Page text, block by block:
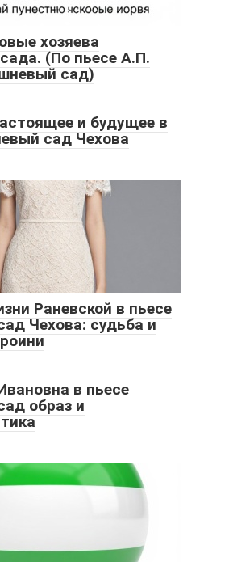
хозяева
(По пьесе А.П.
сад)
и будущее в
сад Чехова
Раневской в пьесе
Чехова: судьба и
в пьесе
образ и